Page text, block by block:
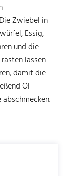
Zwiebel in
Essig,
und die
lassen
damit die
Öl